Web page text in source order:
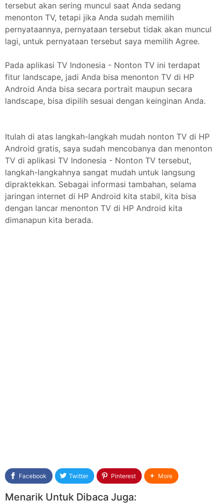
tersebut akan sering muncul saat Anda sedang
menonton TV, tetapi jika Anda sudah memilih
pernyataannya, pernyataan tersebut tidak akan muncul
lagi, untuk pernyataan tersebut saya memilih Agree.
Pada aplikasi TV Indonesia - Nonton TV ini terdapat
fitur landscape, jadi Anda bisa menonton TV di HP
Android Anda bisa secara portrait maupun secara
landscape, bisa dipilih sesuai dengan keinginan Anda.
Itulah di atas langkah-langkah mudah nonton TV di HP
Android gratis, saya sudah mencobanya dan menonton
TV di aplikasi TV Indonesia - Nonton TV tersebut,
langkah-langkahnya sangat mudah untuk langsung
dipraktekkan. Sebagai informasi tambahan, selama
jaringan internet di HP Android kita stabil, kita bisa
dengan lancar menonton TV di HP Android kita
dimanapun kita berada.
Facebook Twitter Pinterest More
Menarik Untuk Dibaca Juga: